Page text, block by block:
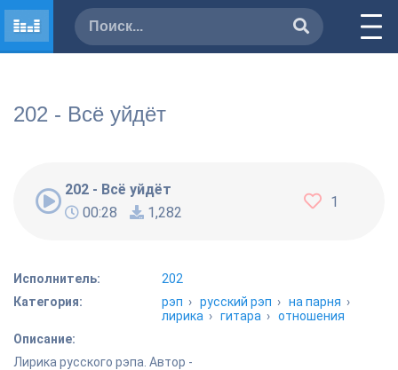
202 - Всё уйдёт
202 - Всё уйдёт
00:28
1,282
1
Исполнитель:
202
Категория:
рэп ›русский рэп ›на парня ›
лирика ›гитара ›отношения
Описание:
Лирика русского рэпа. Автор -